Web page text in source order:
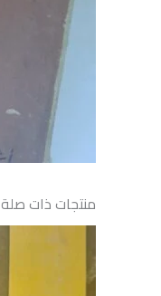
منتجات ذات صلة